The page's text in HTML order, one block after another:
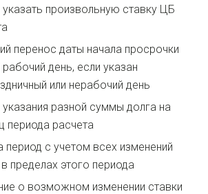
произвольную ставку ЦБ
перенос даты начала просрочки
день, если указан
или нерабочий день
разной суммы долга на
периода расчета
период с учетом всех изменений
пределах этого периода
о возможном изменении ставки